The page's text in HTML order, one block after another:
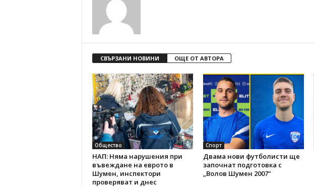
СВЪРЗАНИ НОВИНИ ОЩЕ ОТ АВТОРА
Общество
НАП: Няма нарушения при
въвеждане на еврото в
Шумен, инспектори
проверяват и днес
Спорт
Двама нови футболисти ще
започнат подготовка с
„Волов Шумен 2007“